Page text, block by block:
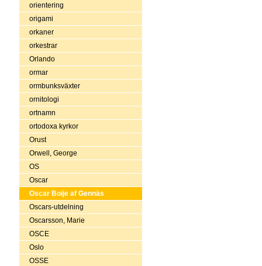
orientering
origami
orkaner
orkestrar
Orlando
ormar
ormbunksväxter
ornitologi
ortnamn
ortodoxa kyrkor
Orust
Orwell, George
OS
Oscar
Oscar Boije af Gennäs
Oscars-utdelning
Oscarsson, Marie
OSCE
Oslo
OSSE